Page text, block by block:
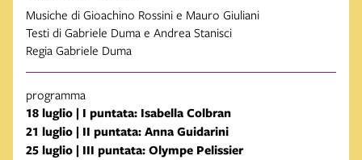
Musiche di Gioachino Rossini e Mauro Giuliani
Testi di Gabriele Duma e Andrea Stanisci
Regia Gabriele Duma
programma
18 luglio | I puntata: Isabella Colbran
21 luglio | II puntata: Anna Guidarini
25 luglio | III puntata: Olympe Pelissier